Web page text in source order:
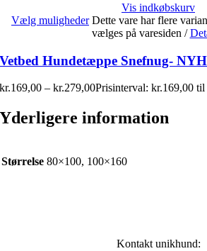
Vis indkøbskurv
Vælg muligheder Dette vare har flere
vælges på varesiden /
Vetbed Hundetæppe Snefnug-
kr.169,00 – kr.279,00Prisinterval: kr.169,00
Yderligere information
Størrelse 80×100, 100×160
Kontakt unikhund: